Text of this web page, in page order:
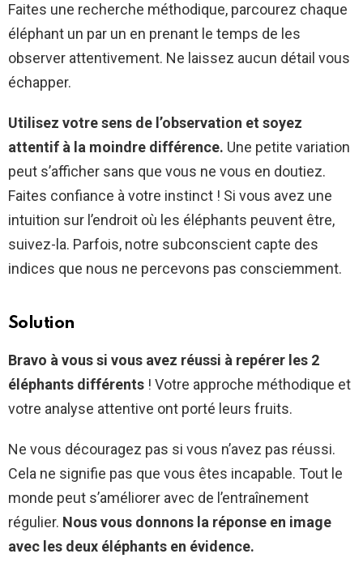
Faites une recherche méthodique, parcourez chaque
éléphant un par un en prenant le temps de les
observer attentivement. Ne laissez aucun détail vous
échapper.
Utilisez votre sens de l’observation et soyez
attentif à la moindre différence. Une petite variation
peut s’afficher sans que vous ne vous en doutiez.
Faites confiance à votre instinct ! Si vous avez une
intuition sur l’endroit où les éléphants peuvent être,
suivez-la. Parfois, notre subconscient capte des
indices que nous ne percevons pas consciemment.
Solution
Bravo à vous si vous avez réussi à repérer les 2
éléphants différents ! Votre approche méthodique et
votre analyse attentive ont porté leurs fruits.
Ne vous découragez pas si vous n’avez pas réussi.
Cela ne signifie pas que vous êtes incapable. Tout le
monde peut s’améliorer avec de l’entraînement
régulier. Nous vous donnons la réponse en image
avec les deux éléphants en évidence.